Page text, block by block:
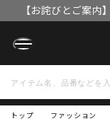
【お詫びとご案内
OFFク
トップ ファッション